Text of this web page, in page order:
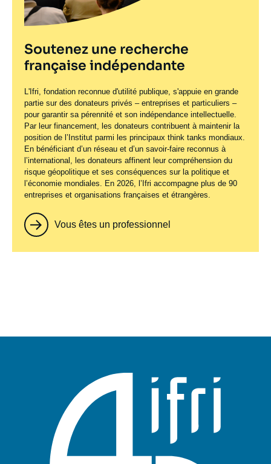
Soutenez une recherche
française indépendante
L'Ifri, fondation reconnue d'utilité publique, s'appuie en grande
partie sur des donateurs privés – entreprises et particuliers –
pour garantir sa pérennité et son indépendance intellectuelle.
Par leur financement, les donateurs contribuent à maintenir la
position de l’Institut parmi les principaux think tanks mondiaux.
En bénéficiant d’un réseau et d’un savoir-faire reconnus à
l’international, les donateurs affinent leur compréhension du
risque géopolitique et ses conséquences sur la politique et
l’économie mondiales. En 2026, l’Ifri accompagne plus de 90
entreprises et organisations françaises et étrangères.
Vous êtes un professionnel